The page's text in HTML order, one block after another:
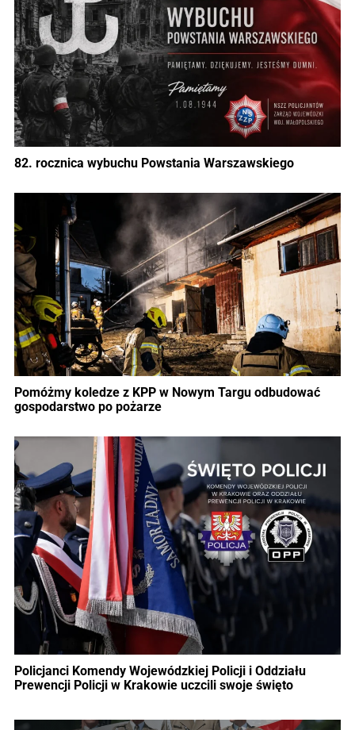
82. rocznica wybuchu Powstania Warszawskiego
Pomóżmy koledze z KPP w Nowym Targu odbudować
gospodarstwo po pożarze
Policjanci Komendy Wojewódzkiej Policji i Oddziału
Prewencji Policji w Krakowie uczcili swoje święto